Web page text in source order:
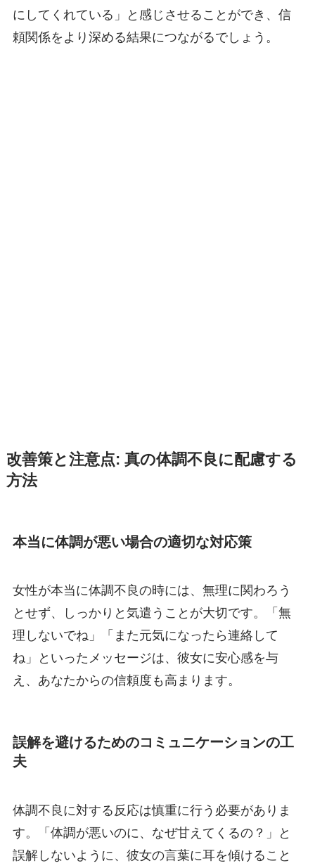
にしてくれている」と感じさせることができ、信
頼関係をより深める結果につながるでしょう。
改善策と注意点: 真の体調不良に配慮する
方法
本当に体調が悪い場合の適切な対応策
女性が本当に体調不良の時には、無理に関わろう
とせず、しっかりと気遣うことが大切です。「無
理しないでね」「また元気になったら連絡して
ね」といったメッセージは、彼女に安心感を与
え、あなたからの信頼度も高まります。
誤解を避けるためのコミュニケーションの工
夫
体調不良に対する反応は慎重に行う必要がありま
す。「体調が悪いのに、なぜ甘えてくるの？」と
誤解しないように、彼女の言葉に耳を傾けること